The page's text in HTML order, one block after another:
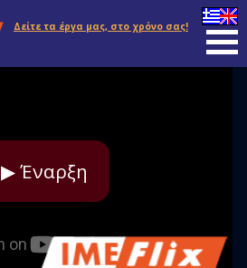
Δείτε τα έργα μας, στο χρόνο σας!
▶ Έναρξη